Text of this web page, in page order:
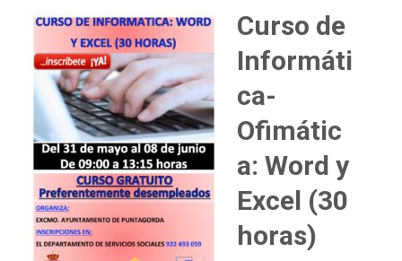
Curso de
Informáti
ca-
Ofimátic
a: Word y
Excel (30
horas)